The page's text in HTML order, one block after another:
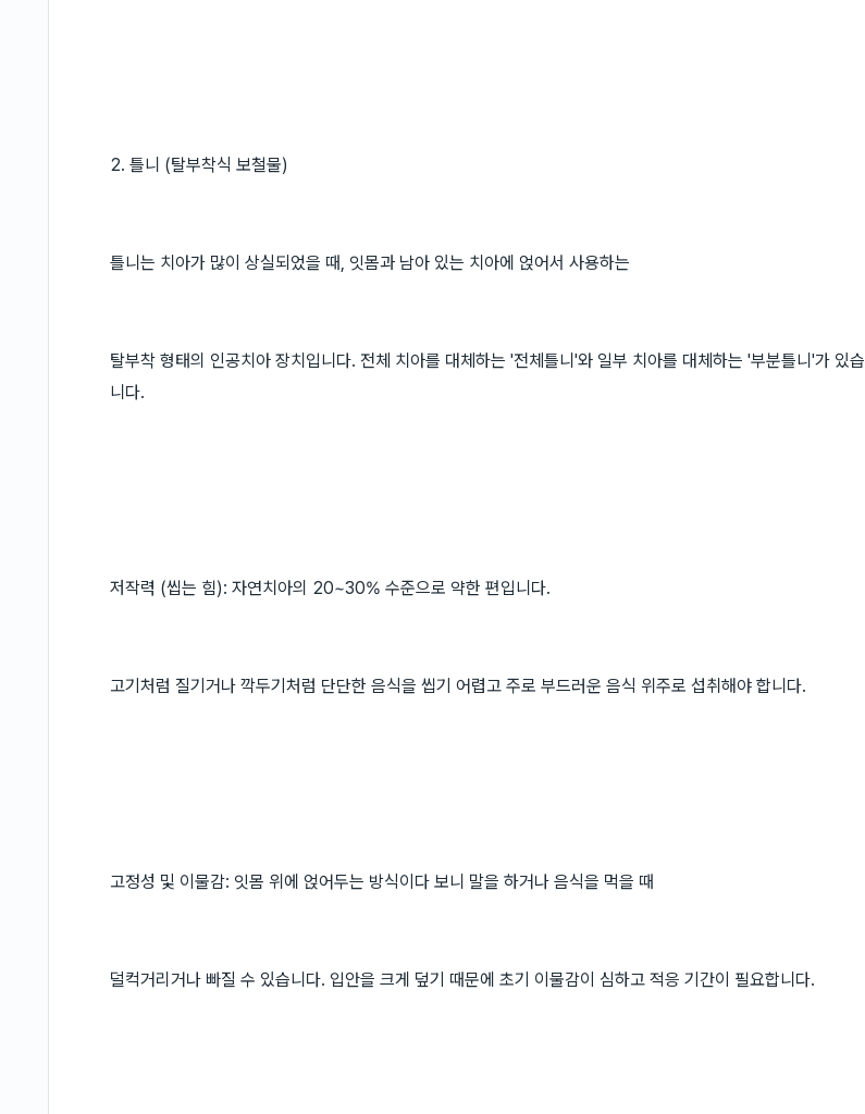
2. 틀니 (탈부착식 보철물)
틀니는 치아가 많이 상실되었을 때, 잇몸과 남아 있는 치아에 얹어서 사용하는
탈부착 형태의 인공치아 장치입니다. 전체 치아를 대체하는 '전체틀니'와 일부 치아를 대체하는 '부분틀니'가 있습
니다.
저작력 (씹는 힘): 자연치아의 20~30% 수준으로 약한 편입니다.
고기처럼 질기거나 깍두기처럼 단단한 음식을 씹기 어렵고 주로 부드러운 음식 위주로 섭취해야 합니다.
고정성 및 이물감: 잇몸 위에 얹어두는 방식이다 보니 말을 하거나 음식을 먹을 때
덜컥거리거나 빠질 수 있습니다. 입안을 크게 덮기 때문에 초기 이물감이 심하고 적응 기간이 필요합니다.